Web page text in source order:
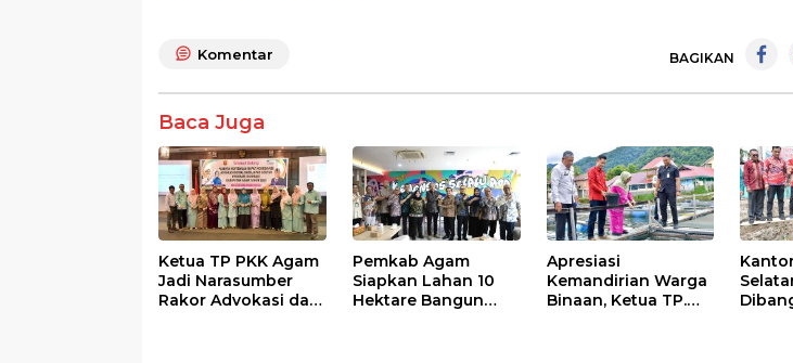
e
o
o
k
itt
p
p
Komentar BAGIKAN
Baca Juga
Ketua TP PKK Agam
Jadi Narasumber
Rakor Advokasi dan
Pemkab Agam
Siapkan Lahan 10
Hektare Bangun
Apresiasi
Kemandirian Warga
Binaan, Ketua TP.